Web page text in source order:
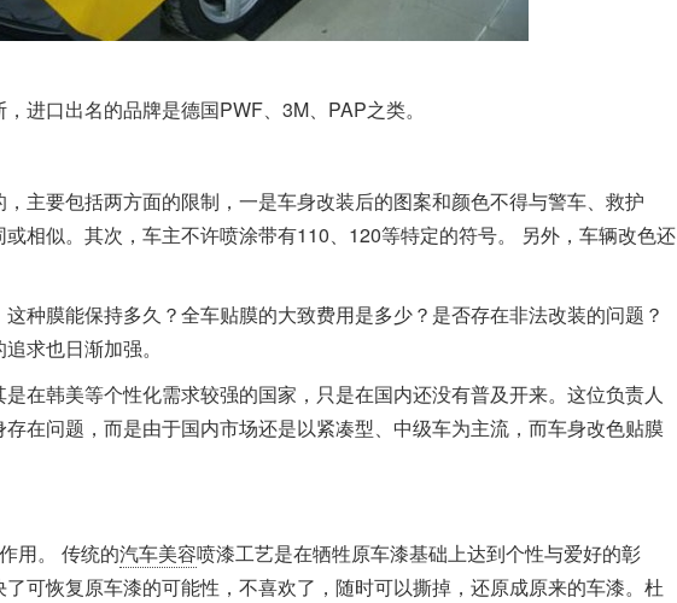
进口出名的品牌是德国PWF、3M、PAP之类。
主要包括两方面的限制，一是车身改装后的图案和颜色不得与警车、救护
相似。其次，车主不许喷涂带有110、120等特定的符号。 另外，车辆改色还
种膜能保持多久？全车贴膜的大致费用是多少？是否存在非法改装的问题？
求也日渐加强。
在韩美等个性化需求较强的国家，只是在国内还没有普及开来。这位负责人
在问题，而是由于国内市场还是以紧凑型、中级车为主流，而车身改色贴膜
用。 传统的汽车美容喷漆工艺是在牺牲原车漆基础上达到个性与爱好的彰
可恢复原车漆的可能性，不喜欢了，随时可以撕掉，还原成原来的车漆。杜